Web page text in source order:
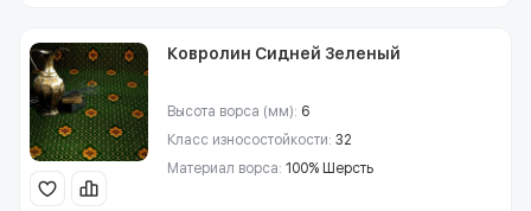
Ковролин Сидней Зеленый
Высота ворса (мм): 6
Класс износостойкости: 32
Материал ворса: 100% Шерсть